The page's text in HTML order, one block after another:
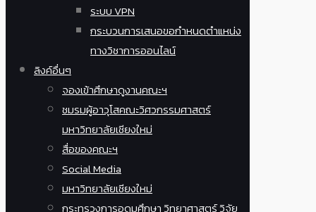
ระบบ VPN
กระบวนการเสนอขอกำหนดตำแหน่ง
ทางวิชาการออนไลน์
ลิงค์อื่นๆ
จองเข้าศึกษาดูงานคณะฯ
ชมรมผู้อาวุโสคณะวิศวกรรมศาสตร์
มหาวิทยาลัยเชียงใหม่
สื่อของคณะฯ
Social Media
มหาวิทยาลัยเชียงใหม่
กระทรวงการอุดมศึกษา วิทยาศาสตร์ วิจัย